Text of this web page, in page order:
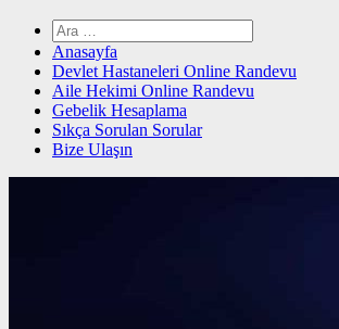
Arama:
Anasayfa
Devlet Hastaneleri Online Randevu
Aile Hekimi Online Randevu
Gebelik Hesaplama
Sıkça Sorulan Sorular
Bize Ulaşın